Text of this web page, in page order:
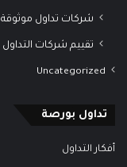
شركات تداول موثوقة
تقييم شركات التداول
Uncategorized
تداول بورصة
أفكار التداول